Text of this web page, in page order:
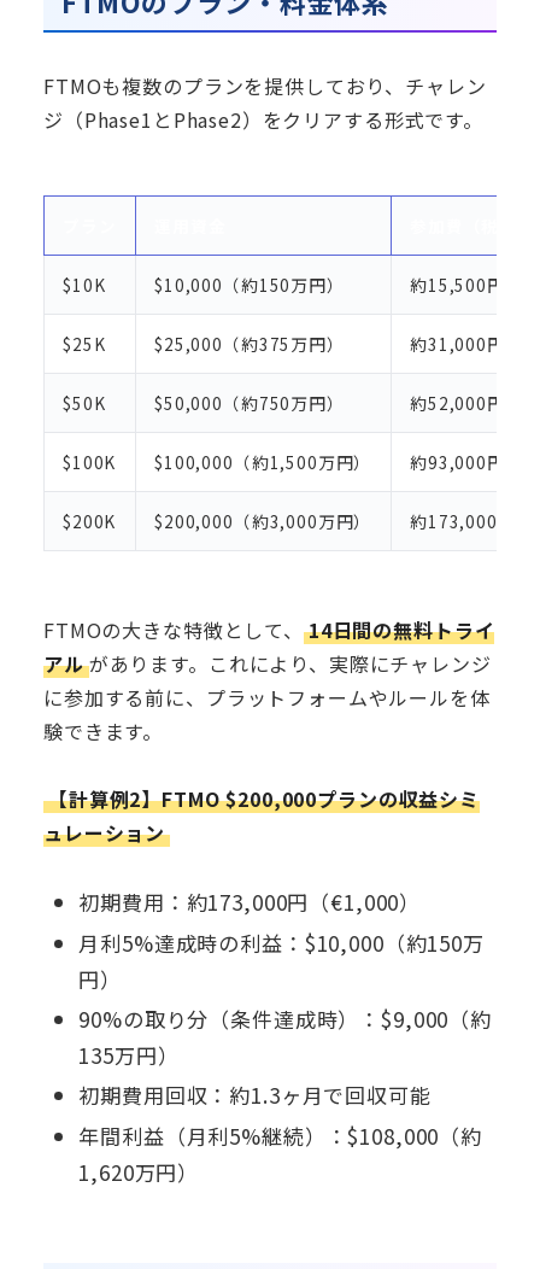
FTMOも複数のプランを提供しており、チャレン
ジ（Phase1とPhase2）をクリアする形式です。
$10K $10,000（約150万円） 約15,500円（
$25K $25,000（約375万円） 約31,000円（
$50K $50,000（約750万円） 約52,000円（
$100K $100,000（約1,500万円） 約93,000円（
$200K $200,000（約3,000万円） 約173,000円（
FTMOの大きな特徴として、
14日間の無料トライ
アルがあります。これにより、実際にチャレンジ
に参加する前に、プラットフォームやルールを体
験できます。
【計算例2】FTMO $200,000プランの収益シミ
ュレーション
初期費用：約173,000円（€1,000）
月利5%達成時の利益：$10,000（約150万
円）
90%の取り分（条件達成時）：$9,000（約
135万円）
初期費用回収：約1.3ヶ月で回収可能
年間利益（月利5%継続）：$108,000（約
1,620万円）